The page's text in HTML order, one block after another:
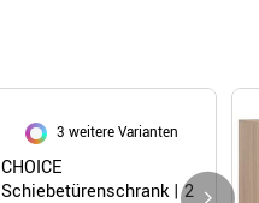
3 weitere Varianten
CHOICE
Schiebetürenschrank | 2